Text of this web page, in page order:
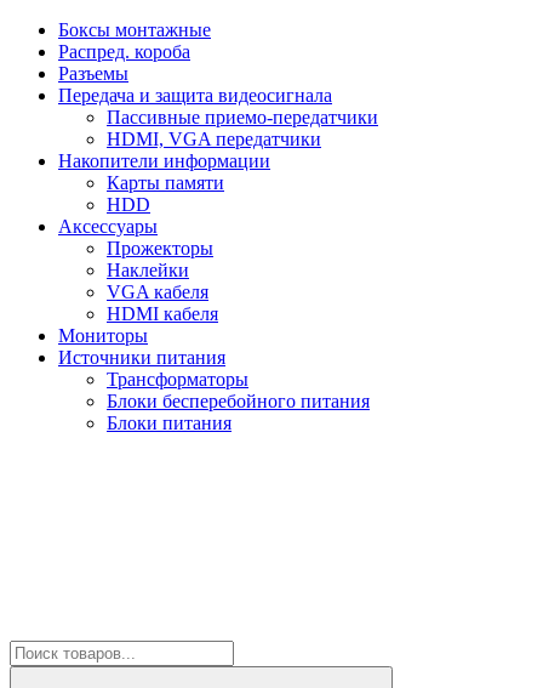
Боксы монтажные
Распред. короба
Разъемы
Передача и защита видеосигнала
Пассивные приемо-передатчики
HDMI, VGA передатчики
Накопители информации
Карты памяти
HDD
Аксессуары
Прожекторы
Наклейки
VGA кабеля
HDMI кабеля
Мониторы
Источники питания
Трансформаторы
Блоки бесперебойного питания
Блоки питания